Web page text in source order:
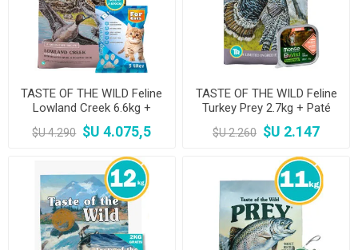
TASTE OF THE WILD Feline
Lowland Creek 6.6kg +
Sanitario For Cats 5L
$U 4.290 $U 4.075,5
TASTE OF THE WILD Feline
Turkey Prey 2.7kg + Paté
$U 2.260 $U 2.147